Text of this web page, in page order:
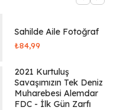
Sahilde Aile Fotoğraf
₺84,99
2021 Kurtuluş
Savaşımızın Tek Deniz
Muharebesi Alemdar
FDC - İlk Gün Zarfı